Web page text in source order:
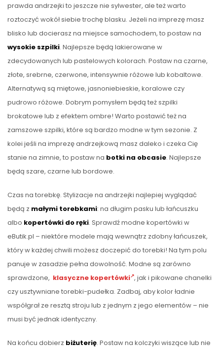
prawda andrzejki to jeszcze nie sylwester, ale też warto
roztoczyć wokół siebie trochę blasku. Jeżeli na imprezę masz
blisko lub docierasz na miejsce samochodem, to postaw na
wysokie szpilki. Najlepsze będą lakierowane w
zdecydowanych lub pastelowych kolorach. Postaw na czarne,
złote, srebrne, czerwone, intensywnie różowe lub kobaltowe.
Alternatywą są miętowe, jasnoniebieskie, koralowe czy
pudrowo różowe. Dobrym pomysłem będą też szpilki
brokatowe lub z efektem ombre! Warto postawić też na
zamszowe szpilki, które są bardzo modne w tym sezonie. Z
kolei jeśli na imprezę andrzejkową masz daleko i czeka Cię
stanie na zimnie, to postaw na botki na obcasie. Najlepsze
będą szare, czarne lub bordowe.
Czas na torebkę. Stylizacje na andrzejki najlepiej wyglądać
będą z małymi torebkami: na długim pasku lub łańcuszku
albo kopertówki do ręki. Sprawdź modne kopertówki w
eButik.pl – niektóre modele mają wewnątrz zdobny łańcuszek,
który w każdej chwili możesz doczepić do torebki! Na tym polu
panuje w zasadzie pełna dowolność. Modne są zarówno
sprawdzone, klasyczne kopertówki , jak i pikowane chanelki
czy usztywniane torebki-pudełka. Zadbaj, aby kolor ładnie
współgrał ze resztą stroju lub z jednym z jego elementów – nie
musi być jednak identyczny.
Na końcu dobierz biżuterię. Postaw na kolczyki wiszące lub nie